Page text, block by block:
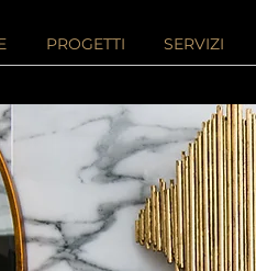
PROGETTI SERVIZI